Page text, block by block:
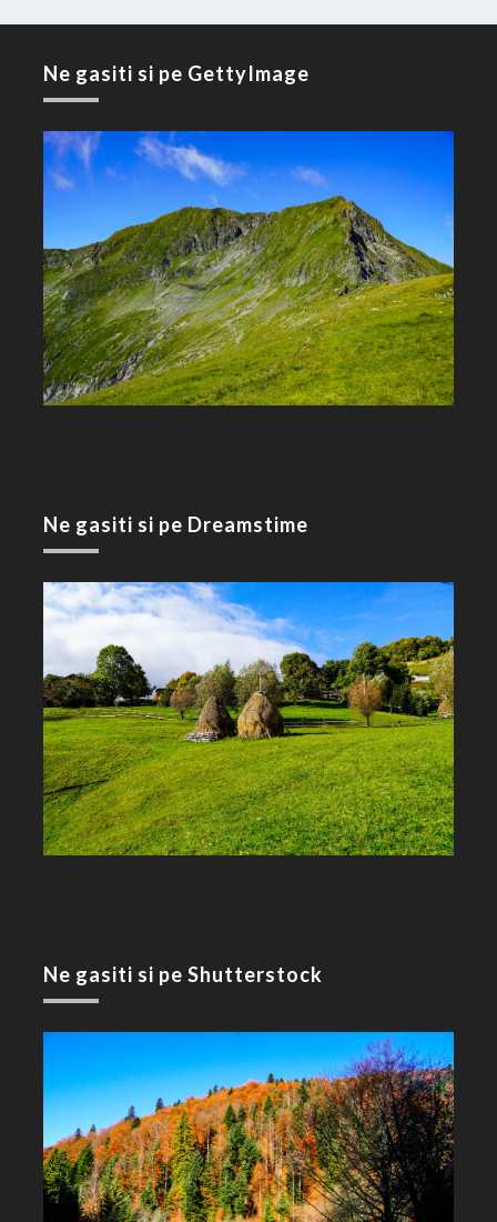
Ne gasiti si pe GettyImage
Ne gasiti si pe Dreamstime
Ne gasiti si pe Shutterstock